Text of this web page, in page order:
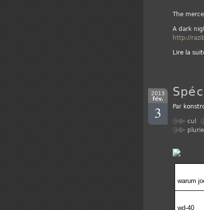
The
A dark
http://
Lire la
2013
fév.
3 Par
cul
warum
wd-40